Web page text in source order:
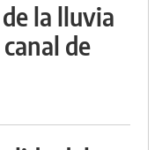
la lluvia
de